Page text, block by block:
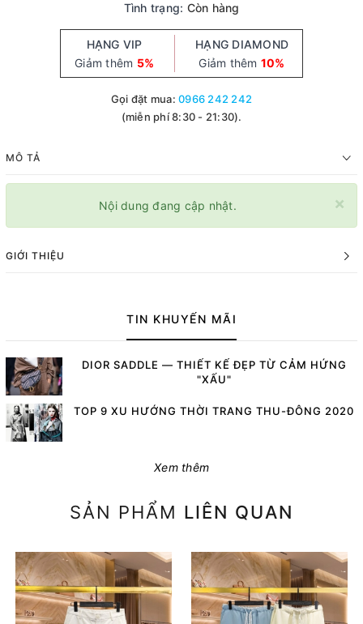
Tình trạng: Còn hàng
HẠNG VIP
Giảm thêm 5%
HẠNG DIAMOND
Giảm thêm 10%
Gọi đặt mua:0966 242 242
(miễn phí 8:30 - 21:30).
MÔ TẢ
×
Nội dung đang cập nhật.
GIỚI THIỆU
TIN KHUYẾN MÃI
DIOR SADDLE — THIẾT KẾ ĐẸP TỪ CẢM HỨNG
"XẤU"
TOP 9 XU HƯỚNG THỜI TRANG THU-ĐÔNG 2020
Xem thêm
SẢN PHẨM LIÊN QUAN